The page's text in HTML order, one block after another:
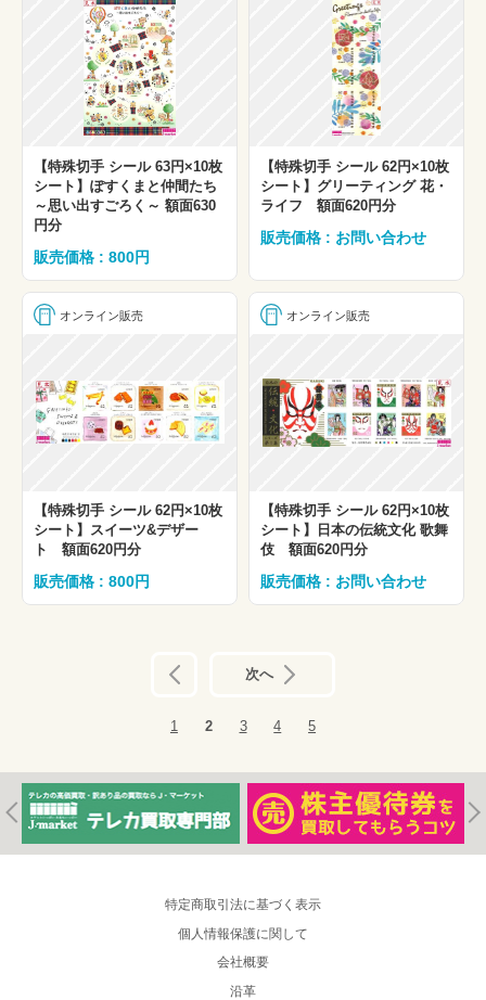
【特殊切手 シール 63円×10枚
シート】ぽすくまと仲間たち
～思い出すごろく～ 額面630
円分
販売価格 : 800円
【特殊切手 シール 62円×10枚
シート】グリーティング 花・
ライフ 額面620円分
販売価格 : お問い合わせ
オンライン販売
【特殊切手 シール 62円×10枚
シート】スイーツ&デザー
ト 額面620円分
販売価格 : 800円
オンライン販売
【特殊切手 シール 62円×10枚
シート】日本の伝統文化 歌舞
伎 額面620円分
販売価格 : お問い合わせ
次へ
1 2 3 4 5
特定商取引法に基づく表示
個人情報保護に関して
会社概要
沿革